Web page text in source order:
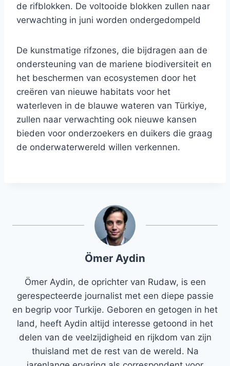
de rifblokken. De voltooide blokken zullen naar
verwachting in juni worden ondergedompeld
De kunstmatige rifzones, die bijdragen aan de
ondersteuning van de mariene biodiversiteit en
het beschermen van ecosystemen door het
creëren van nieuwe habitats voor het
waterleven in de blauwe wateren van Türkiye,
zullen naar verwachting ook nieuwe kansen
bieden voor onderzoekers en duikers die graag
de onderwaterwereld willen verkennen.
Ömer Aydin
Ömer Aydin, de oprichter van Rudaw, is een
gerespecteerde journalist met een diepe passie
en begrip voor Turkije. Geboren en getogen in het
land, heeft Aydin altijd interesse getoond in het
delen van de veelzijdigheid en rijkdom van zijn
thuisland met de rest van de wereld. Na